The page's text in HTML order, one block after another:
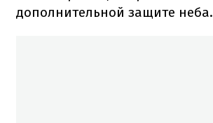
дополнительной защите неба.